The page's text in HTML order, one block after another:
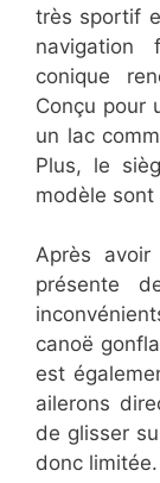
très sportif
navigation
conique
Conçu pour
un lac
Plus, le
modèle
Après
présente
canoë
est
ailerons
de glisser
donc limitée.